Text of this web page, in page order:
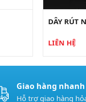
DÂY RÚT
LIÊN HỆ
Giao hàng nhanh
Hỗ trợ giao hàng